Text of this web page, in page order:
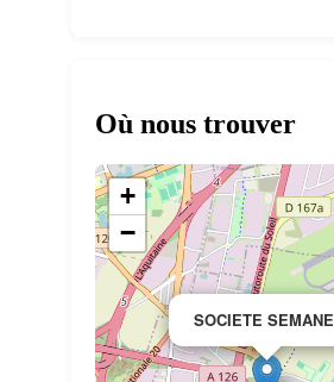
Où nous trouver
SOCIETE SEMANE
+
−